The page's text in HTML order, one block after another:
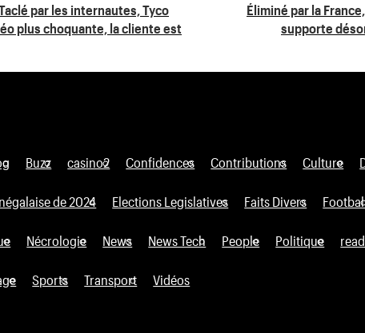
par les internautes, Tyco
plus choquante, la cliente est
Éliminé par la
supporte
Buzz casino2 Confidences Contributions Culture
de 2024 Elections Legislatives Faits Divers
Nécrologie News News Tech People Politique
Sports Transport Vidéos